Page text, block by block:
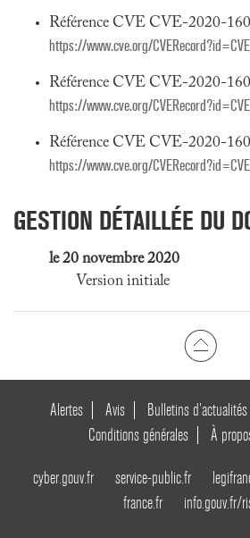
Référence CVE CVE-2020-
https://www.cve.org/
Référence CVE CVE-2020-
https://www.cve.org/
Référence CVE CVE-2020-
https://www.cve.org/
GESTION DÉTAILLÉE DU
le 20 novembre 2020
Version initiale
Alertes Avis Bulletins d’actualités
Conditions générales
À
cyber.gouv.fr service-public.fr
france.fr
info.gouv.fr/